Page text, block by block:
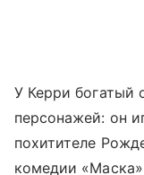
У Керри богатый
персонажей: он
похитителе
комедии